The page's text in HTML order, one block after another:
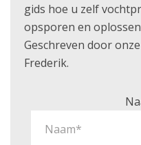
gids hoe u zelf
opsporen en
Geschreven door
Frederik.